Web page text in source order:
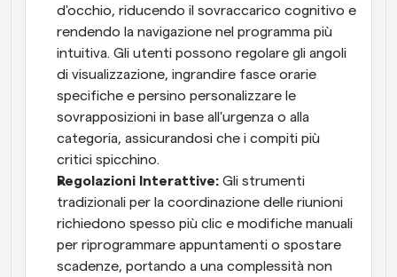
d'occhio, riducendo il sovraccarico cognitivo e
rendendo la navigazione nel programma più
intuitiva. Gli utenti possono regolare gli angoli
di visualizzazione, ingrandire fasce orarie
specifiche e persino personalizzare le
sovrapposizioni in base all'urgenza o alla
categoria, assicurandosi che i compiti più
critici spicchino.
Regolazioni Interattive: Gli strumenti
tradizionali per la coordinazione delle riunioni
richiedono spesso più clic e modifiche manuali
per riprogrammare appuntamenti o spostare
scadenze, portando a una complessità non